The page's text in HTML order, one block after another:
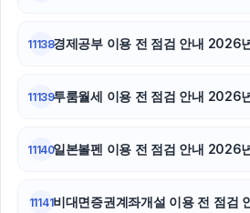
11138경제공부 이용 전 점검 안내
11139투룸월세 이용 전 점검 안내
11140일본볼펜 이용 전 점검 안내
11141비대면증권계좌개설 이용 전 점